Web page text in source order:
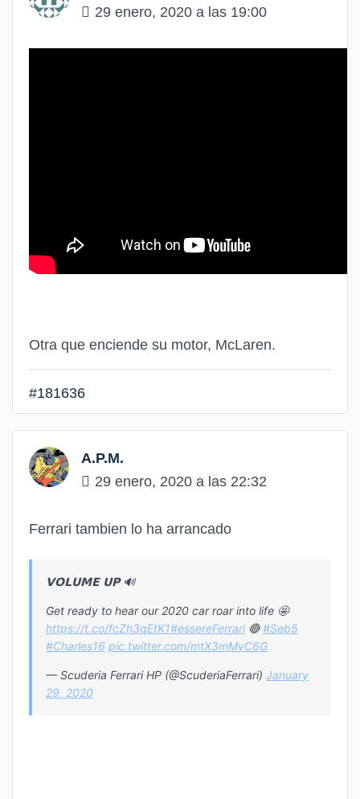
29 enero, 2020 a las 19:00
Otra que enciende su motor, McLaren.
#181636
A.P.M.
29 enero, 2020 a las 22:32
Ferrari tambien lo ha arrancado
𝗩𝗢𝗟𝗨𝗠𝗘 𝗨𝗣 🔊
Get ready to hear our 2020 car roar into life 🤩
https://t.co/fcZh3qEtK1#essereFerrari🔴#Seb5
#Charles16 pic.twitter.com/mtX3mMyC6G
— Scuderia Ferrari HP (@ScuderiaFerrari) January
29, 2020